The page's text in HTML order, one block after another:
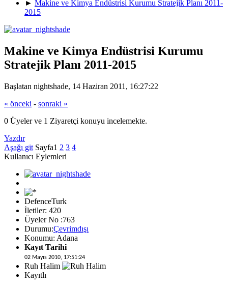
► Makine ve Kimya Endüstrisi Kurumu Stratejik Planı 2011-
2015
Makine ve Kimya Endüstrisi Kurumu
Stratejik Planı 2011-2015
Başlatan nightshade, 14 Haziran 2011, 16:27:22
« önceki - sonraki »
0 Üyeler ve 1 Ziyaretçi konuyu incelemekte.
Yazdır
Aşağı git Sayfa1 2 3 4
Kullanıcı Eylemleri
DefenceTurk
İletiler: 420
Üyeler No :763
Durumu:Çevrimdışı
Konumu: Adana
Kayıt Tarihi
02 Mayıs 2010, 17:51:24
Ruh Halim
Kayıtlı